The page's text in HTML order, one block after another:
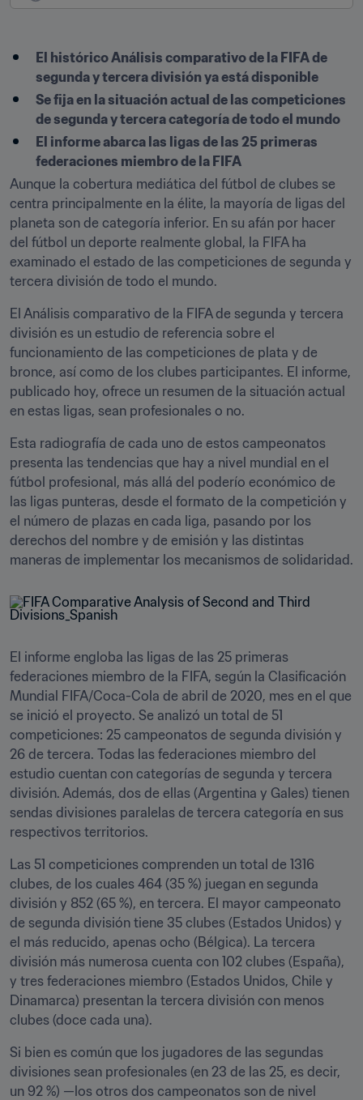
El histórico Análisis comparativo de la FIFA de
segunda y tercera división ya está disponible
Se fija en la situación actual de las competiciones
de segunda y tercera categoría de todo el mundo
El informe abarca las ligas de las 25 primeras
federaciones miembro de la FIFA
Aunque la cobertura mediática del fútbol de clubes se
centra principalmente en la élite, la mayoría de ligas del
planeta son de categoría inferior. En su afán por hacer
del fútbol un deporte realmente global, la FIFA ha
examinado el estado de las competiciones de segunda y
tercera división de todo el mundo.
El Análisis comparativo de la FIFA de segunda y tercera
división es un estudio de referencia sobre el
funcionamiento de las competiciones de plata y de
bronce, así como de los clubes participantes. El informe,
publicado hoy, ofrece un resumen de la situación actual
en estas ligas, sean profesionales o no.
Esta radiografía de cada uno de estos campeonatos
presenta las tendencias que hay a nivel mundial en el
fútbol profesional, más allá del poderío económico de
las ligas punteras, desde el formato de la competición y
el número de plazas en cada liga, pasando por los
derechos del nombre y de emisión y las distintas
maneras de implementar los mecanismos de solidaridad.
El informe engloba las ligas de las 25 primeras
federaciones miembro de la FIFA, según la Clasificación
Mundial FIFA/Coca-Cola de abril de 2020, mes en el que
se inició el proyecto. Se analizó un total de 51
competiciones: 25 campeonatos de segunda división y
26 de tercera. Todas las federaciones miembro del
estudio cuentan con categorías de segunda y tercera
división. Además, dos de ellas (Argentina y Gales) tienen
sendas divisiones paralelas de tercera categoría en sus
respectivos territorios.
Las 51 competiciones comprenden un total de 1316
clubes, de los cuales 464 (35 %) juegan en segunda
división y 852 (65 %), en tercera. El mayor campeonato
de segunda división tiene 35 clubes (Estados Unidos) y
el más reducido, apenas ocho (Bélgica). La tercera
división más numerosa cuenta con 102 clubes (España),
y tres federaciones miembro (Estados Unidos, Chile y
Dinamarca) presentan la tercera división con menos
clubes (doce cada una).
Si bien es común que los jugadores de las segundas
divisiones sean profesionales (en 23 de las 25, es decir,
un 92 %) —los otros dos campeonatos son de nivel